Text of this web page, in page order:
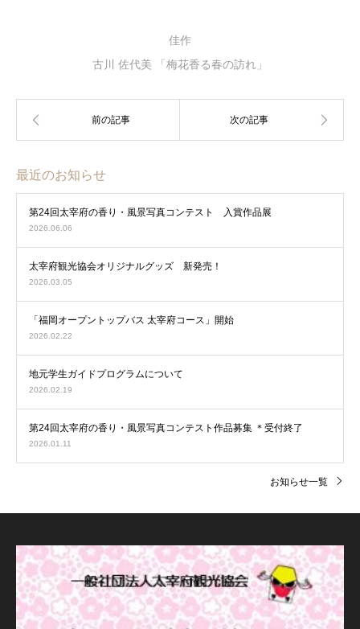
佳作
古川 佐代美 「梅花香る春の訪れ」
最近のお知らせ
第24回太宰府の香り・風景写真コンテスト 入賞作品展
2026.06.06
太宰府観光協会オリジナルグッズ 新発売！
2026.03.05
「福岡オープントップバス 太宰府コース」開始
2026.02.22
地元学生ガイドプログラムについて
2026.02.19
第24回太宰府の香り・風景写真コンテスト作品募集 ＊受付終了
2026.01.11
お知らせ一覧